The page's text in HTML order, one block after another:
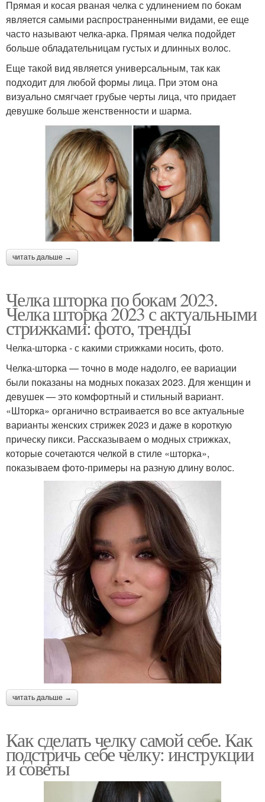
Прямая и косая рваная челка с удлинением по бокам
является самыми распространенными видами, ее еще
часто называют челка-арка. Прямая челка подойдет
больше обладательницам густых и длинных волос.
Еще такой вид является универсальным, так как
подходит для любой формы лица. При этом она
визуально смягчает грубые черты лица, что придает
девушке больше женственности и шарма.
читать дальше →
Челка шторка по бокам 2023.
Челка шторка 2023 с актуальными
стрижками: фото, тренды
Челка-шторка - с какими стрижками носить, фото.
Челка-шторка — точно в моде надолго, ее вариации
были показаны на модных показах 2023. Для женщин и
девушек — это комфортный и стильный вариант.
«Шторка» органично встраивается во все актуальные
варианты женских стрижек 2023 и даже в короткую
прическу пикси. Рассказываем о модных стрижках,
которые сочетаются челкой в стиле «шторка»,
показываем фото-примеры на разную длину волос.
читать дальше →
Как сделать челку самой себе. Как
подстричь себе челку: инструкции
и советы